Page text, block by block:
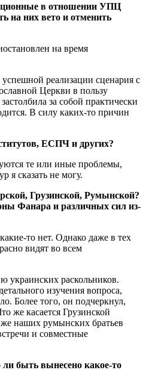
в отношении УПЦ
на них вето и отменить
на время
реализации сценария с
Церкви в пользу
за собой практически
В силу каких-то причин
ЕСПЧ и других?
те или иные проблемы,
я сказать не могу.
Грузинской, Румынской?
Фанара и различных сил из-
то нет. Однако даже в тех
видят во всем
украинских раскольников.
изучения вопроса,
Более того, он подчеркнул,
же касается Грузинской
же наших румынских братьев
и совместные
быть вынесено какое-то